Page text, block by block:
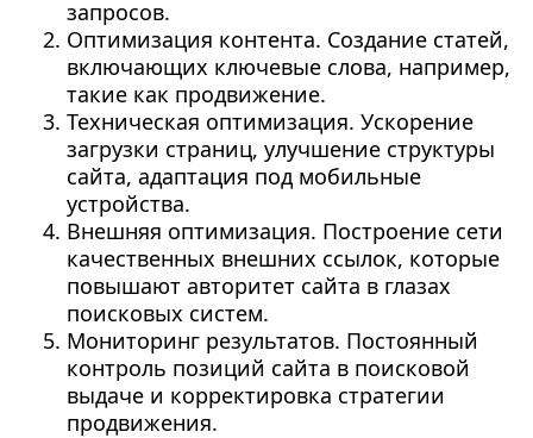
запросов.
Оптимизация контента. Создание статей,
включающих ключевые слова, например,
такие как продвижение.
Техническая оптимизация. Ускорение
загрузки страниц, улучшение структуры
сайта, адаптация под мобильные
устройства.
Внешняя оптимизация. Построение сети
качественных внешних ссылок, которые
повышают авторитет сайта в глазах
поисковых систем.
Мониторинг результатов. Постоянный
контроль позиций сайта в поисковой
выдаче и корректировка стратегии
продвижения.